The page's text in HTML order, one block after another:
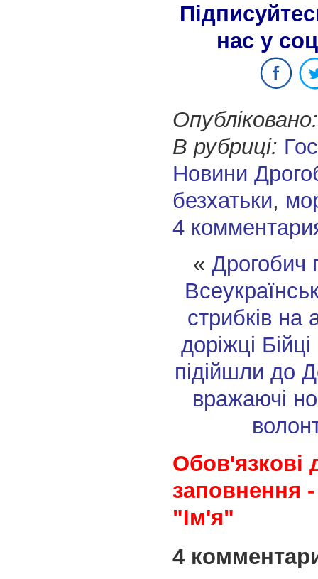
нас у
Опубліковано:
В рубриці:
Новини
безхатьки,
4
« Дрогобич
стрибків на
доріжці
підійшли до
вражаючі
Обов'язкові
заповнення
"Ім'я"
4